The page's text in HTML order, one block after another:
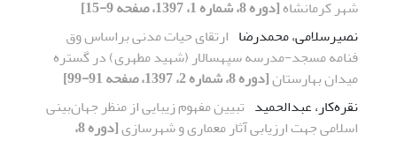
شهر کرمانشاه[دوره 8، شماره 1، 1397، صفحه 9-15]
نصیرسلامی، محمدرضا ارتقای حیات مدنی براساس وق
فنامه مسجد-مدرسه سپهسالار (شهید مطهری) در گستره
میدان بهارستان[دوره 8، شماره 2، 1397، صفحه 91-99]
نقره‌کار، عبدالحمید تبیین مفهوم زیبایی از منظر جهان‌بینی
اسلامی جهت ارزیابی آثار معماری و شهرسازی
[دوره 8،